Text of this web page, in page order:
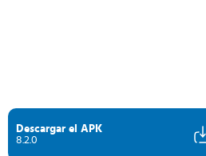
Descargar el APK
8.2.0